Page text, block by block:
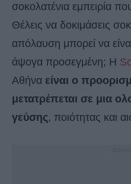
σοκολατένια εμπειρία
Θέλεις να δοκιμάσεις
απόλαυση μπορεί να
άψογα προσεγμένη; Η
Αθήνα είναι ο
μετατρέπεται σε μια
γεύσης, ποιότητας και